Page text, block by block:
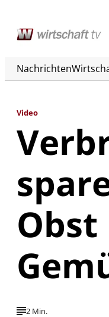
Nachrichten
Video
Obst
2 Min.